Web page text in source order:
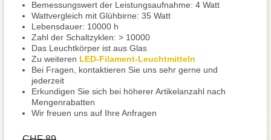
Bemessungswert der Leistungsaufnahme: 4 Watt
Wattvergleich mit Glühbirne: 35 Watt
Lebensdauer: 10000 h
Zahl der Schaltzyklen: > 10000
Das Leuchtkörper ist aus Glas
Zu weiteren LED-Filament-Leuchtmitteln
Bei Fragen, kontaktieren Sie uns sehr gerne und
jederzeit
Erkundigen Sie sich bei höherer Artikelanzahl nach
Mengenrabatten
Wir freuen uns auf Ihre Anfragen